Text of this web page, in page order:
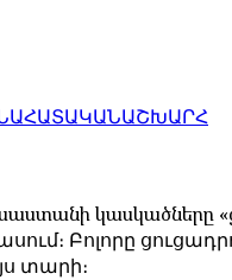
ԱՇԽԱՐՀ
կասկածները
Բոլորը
տարի։